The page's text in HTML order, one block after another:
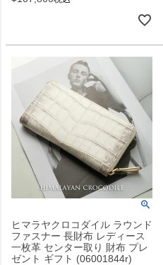
ヒマラヤクロコダイル ラウンド
ファスナー 長財布 レディース
一枚革 センター取り 財布 プレ
ゼント ギフト (06001844r)